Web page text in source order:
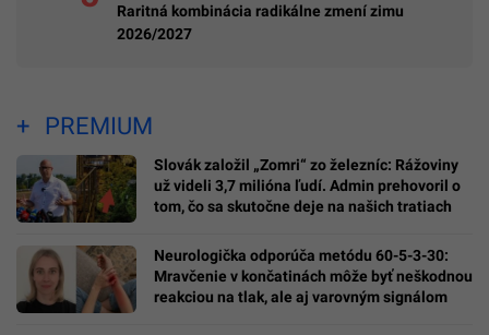
Raritná kombinácia radikálne zmení zimu
2026/2027
PREMIUM
Slovák založil „Zomri“ zo železníc: Rážoviny
už videli 3,7 milióna ľudí. Admin prehovoril o
tom, čo sa skutočne deje na našich tratiach
Neurologička odporúča metódu 60-5-3-30:
Mravčenie v končatinách môže byť neškodnou
reakciou na tlak, ale aj varovným signálom